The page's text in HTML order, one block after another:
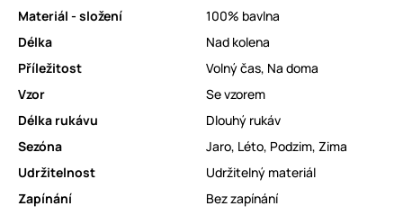
Materiál - složení
100% bavlna
Délka
Nad kolena
Příležitost
Volný čas, Na doma
Vzor
Se vzorem
Délka rukávu
Dlouhý rukáv
Sezóna
Jaro, Léto, Podzim, Zima
Udržitelnost
Udržitelný materiál
Zapínání
Bez zapínání